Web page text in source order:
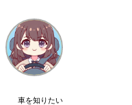
車を知りたい